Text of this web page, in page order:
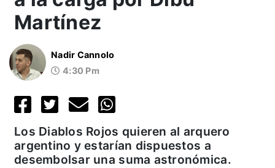
Martínez
Nadir Cannolo
4:30 Pm
Los Diablos Rojos quieren al arquero
argentino y estarían dispuestos a
desembolsar una suma astronómica.